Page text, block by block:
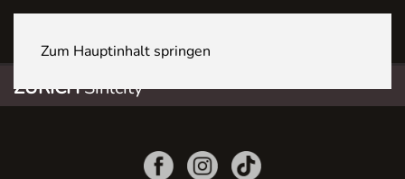
Zum Hauptinhalt springen
ZÜRICHSihlcity